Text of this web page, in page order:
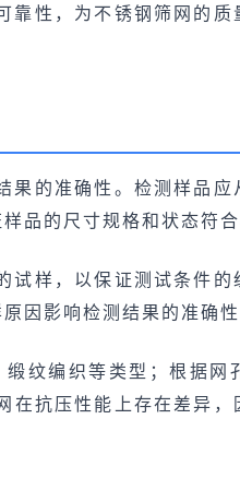
性，为不锈钢筛网的质
的准确性。检测样品应
品的尺寸规格和状态符合
样，以保证测试条件
因影响检测结果的准确性
纹编织等类型；根据网
抗压性能上存在差异，